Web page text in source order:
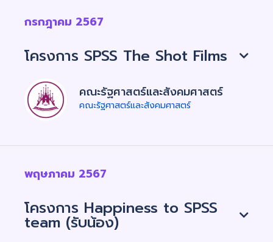
กรกฎาคม 2567
โครงการ SPSS The Shot Films
คณะรัฐศาสตร์และสังคมศาสตร์
คณะรัฐศาสตร์และสังคมศาสตร์
พฤษภาคม 2567
โครงการ Happiness to SPSS
team (รับน้อง)